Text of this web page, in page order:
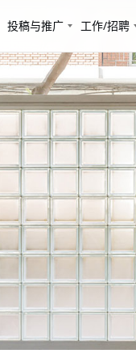
投稿与推广 工作/招聘